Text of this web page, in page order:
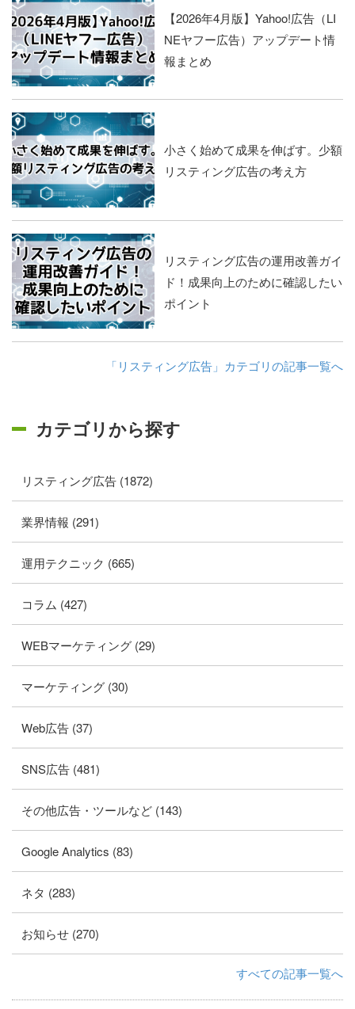
【2026年4月版】Yahoo!広告（LI
NEヤフー広告）アップデート情
報まとめ
小さく始めて成果を伸ばす。少額
リスティング広告の考え方
リスティング広告の運用改善ガイ
ド！成果向上のために確認したい
ポイント
「リスティング広告」カテゴリの記事一覧へ
カテゴリから探す
リスティング広告 (1872)
業界情報 (291)
運用テクニック (665)
コラム (427)
WEBマーケティング (29)
マーケティング (30)
Web広告 (37)
SNS広告 (481)
その他広告・ツールなど (143)
Google Analytics (83)
ネタ (283)
お知らせ (270)
すべての記事一覧へ